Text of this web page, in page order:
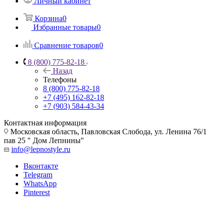
Корзина0
Избранные товары0
Сравнение товаров0
8 (800) 775-82-18
Назад
Телефоны
8 (800) 775-82-18
+7 (495) 162-82-18
+7 (903) 584-43-34
Контактная информация
Московская область, Павловская Слобода, ул. Ленина 76/1
пав 25 " Дом Лепнины"
info@lepnostyle.ru
Вконтакте
Telegram
WhatsApp
Pinterest